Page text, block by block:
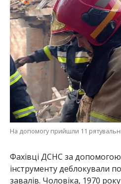
Фахівці ДСНС за
інструменту деблокували
завалів. Чоловіка, 1970
передали працівникам
госпіталізації.